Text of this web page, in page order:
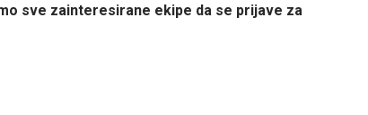
sve zainteresirane ekipe da se prijave za